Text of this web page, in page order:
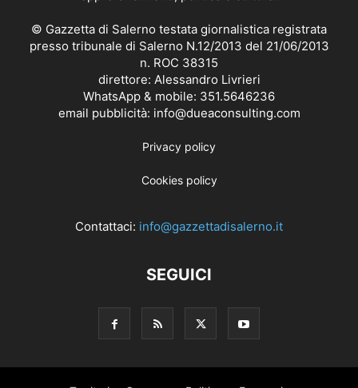
© Gazzetta di Salerno testata giornalistica registrata
presso tribunale di Salerno N.12/2013 del 21/06/2013
n. ROC 38315
direttore: Alessandro Livrieri
WhatsApp & mobile: 351.5646236
email pubblicità: info@dueaconsulting.com
Privacy policy
Cookies policy
Contattaci: info@gazzettadisalerno.it
SEGUICI